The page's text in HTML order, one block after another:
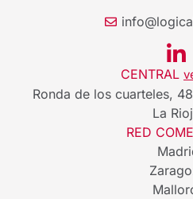
CENTRAL
Ronda de los cuarteles,
La
RED